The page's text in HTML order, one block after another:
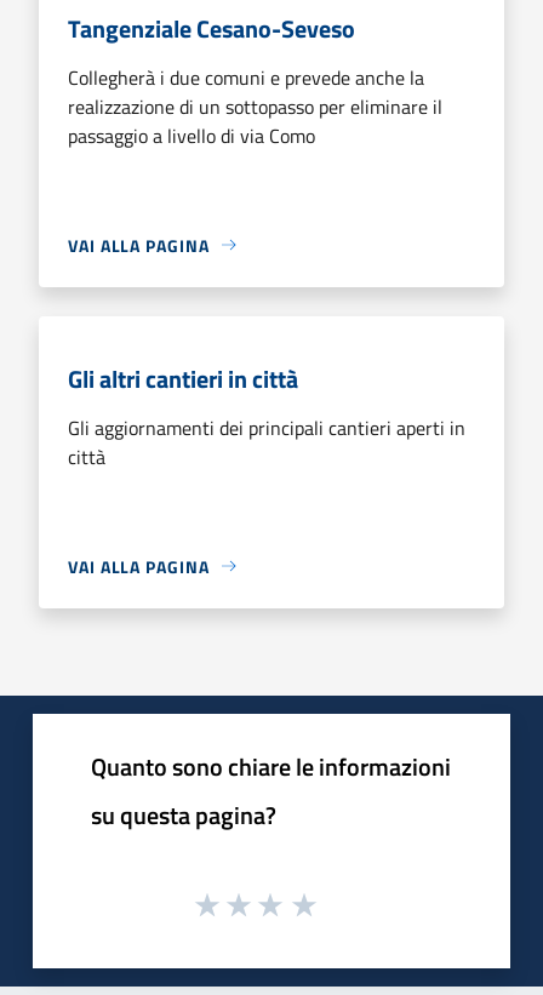
Tangenziale Cesano-Seveso
Collegherà i due comuni e prevede anche la
realizzazione di un sottopasso per eliminare il
passaggio a livello di via Como
VAI ALLA PAGINA
Gli altri cantieri in città
Gli aggiornamenti dei principali cantieri aperti in
città
VAI ALLA PAGINA
Quanto sono chiare le informazioni
su questa pagina?